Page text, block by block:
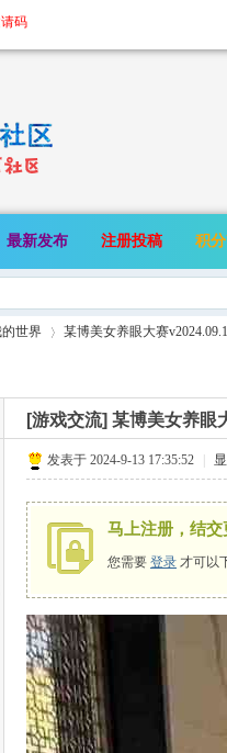
码
最新发布 注册投稿 积
世界
›
某博美女养眼大赛
[游戏交流] 某博美女养眼
发表于 2024-9-13 17:35:52
马上注册，结交
您需要 登录 才可以